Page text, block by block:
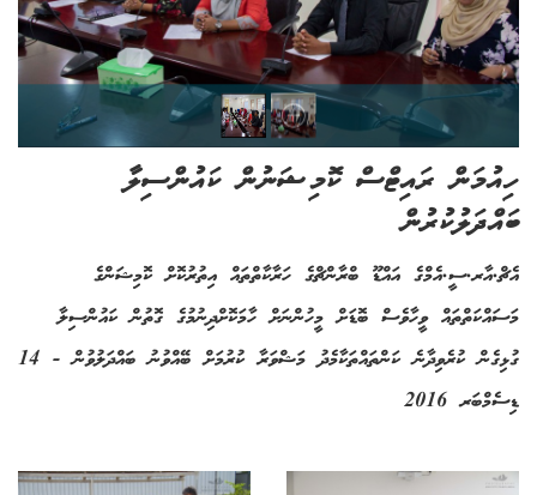
ހިއުމަން ރައިޓްސް ކޮމިޝަނުން ކައުންސިލާ
ބައްދަލުކުރުން
އެޗް.އާރ.ސީ.އެމްގެ އައްޑޫ ބްރާންޗްގެ ހަރާކާތްތައް އިތުރުކޮށް ކޮމިޝަންގެ
މަސައްކަތްތައް ވީހާވެސް ބޮޑަށް މީހުންނަށް ހާމަކޮށްދިނުމުގެ ގޮތުން ކައުންސިލާ
ގުޅިގެން ކުރެވިދާނެ ކަންތައްތަކާމެދު މަޝްވަރާ ކުރުމަށް ބޭއްވުނު ބައްދަލުވުން - 14
ޑިސެމްބަރ 2016